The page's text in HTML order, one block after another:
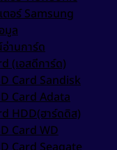
ตอร์ Samsung
มูล
านการ์ด
(เอสดีการ์ด)
Card Sandisk
Card Adata
HDD(ฮาร์ดดิส)
Card WD